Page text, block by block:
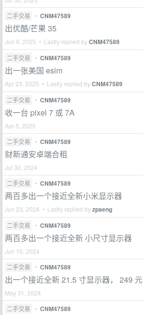
二手交易
• CNM47589
出优酷/芒果 35
Jun 6, 2025 • Lastly replied byCNM47589
二手交易 • CNM47589
出一张美国 esim
Apr 23, 2025 • Lastly replied byCNM47589
二手交易 • CNM47589
收一台 pixel 7 或 7A
Apr 5, 2025
二手交易
• CNM47589
财新通安卓端合租
Jul 30, 2024
二手交易
• CNM47589
两百多出一个接近全新小米显示器
Jun 23, 2024 • Lastly replied byzpaeng
二手交易 • CNM47589
两百多出一个接近全新 小尺寸显示器
Jun 10, 2024
二手交易
• CNM47589
出一个接近全新 21.5 寸显示器， 249 元
May 31, 2024
二手交易
• CNM47589